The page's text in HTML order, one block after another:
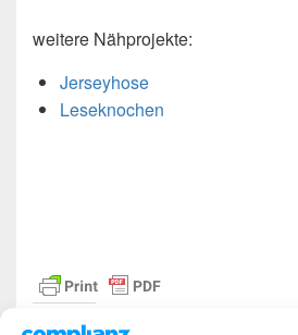
weitere Nähprojekte:
Jerseyhose
Leseknochen
Teilen mit: